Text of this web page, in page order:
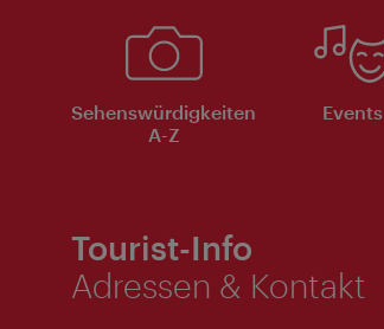
Sehenswürdigkeiten
A-Z
Events
Tourist-Info
Adressen & Kontakt